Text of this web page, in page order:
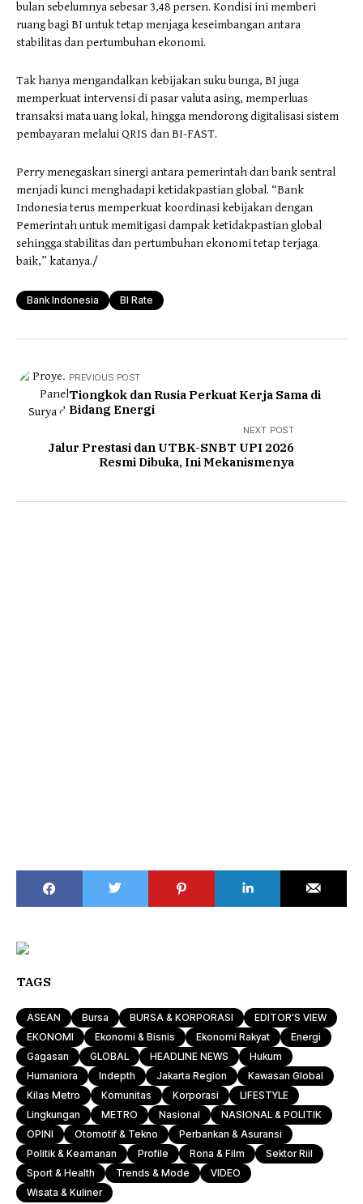
bulan sebelumnya sebesar 3,48 persen. Kondisi ini memberi
ruang bagi BI untuk tetap menjaga keseimbangan antara
stabilitas dan pertumbuhan ekonomi.
Tak hanya mengandalkan kebijakan suku bunga, BI juga
memperkuat intervensi di pasar valuta asing, memperluas
transaksi mata uang lokal, hingga mendorong digitalisasi sistem
pembayaran melalui QRIS dan BI-FAST.
Perry menegaskan sinergi antara pemerintah dan bank sentral
menjadi kunci menghadapi ketidakpastian global. “Bank
Indonesia terus memperkuat koordinasi kebijakan dengan
Pemerintah untuk memitigasi dampak ketidakpastian global
sehingga stabilitas dan pertumbuhan ekonomi tetap terjaga
baik,” katanya./
Bank Indonesia BI Rate
PREVIOUS POST
Tiongkok dan Rusia Perkuat Kerja Sama di
Bidang Energi
NEXT POST
Jalur Prestasi dan UTBK-SNBT UPI 2026
Resmi Dibuka, Ini Mekanismenya
TAGS
ASEAN Bursa BURSA & KORPORASI
EDITOR'S VIEW
EKONOMI
Ekonomi & Bisnis Ekonomi Rakyat
Energi
Gagasan
GLOBAL HEADLINE NEWS
Hukum
Humaniora
Indepth Jakarta Region
Kawasan Global
Kilas Metro
Komunitas Korporasi
LIFESTYLE
Lingkungan
METRO Nasional
NASIONAL & POLITIK
OPINI
Otomotif & Tekno
Perbankan & Asuransi
Politik & Keamanan
Profile Rona & Film
Sektor Riil
Sport & Health
Trends & Mode
VIDEO
Wisata & Kuliner